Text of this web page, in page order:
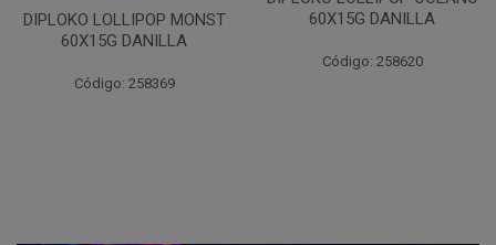
DIPLOKO LOLLIPOP MONST
60X15G DANILLA
Código: 258369
60X15G DANILLA
Código: 258620